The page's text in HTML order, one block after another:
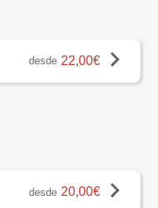
desde 22,00€
desde 20,00€